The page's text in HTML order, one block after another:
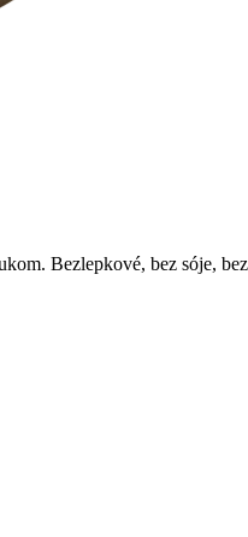
Bezlepkové, bez sóje,